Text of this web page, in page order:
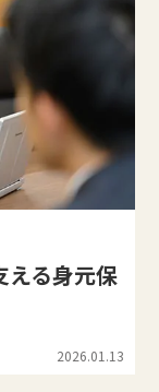
える身元保
2026.01.13